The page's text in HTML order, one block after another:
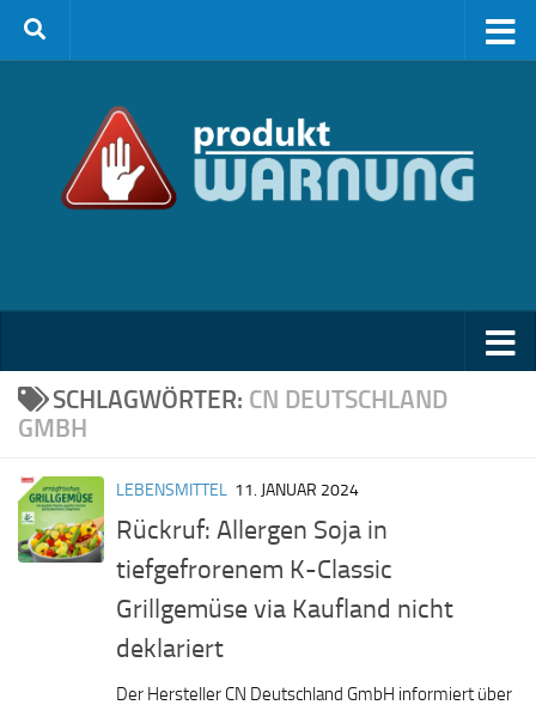
Zum Inhalt springen
SCHLAGWÖRTER: CN DEUTSCHLAND
GMBH
LEBENSMITTEL 11. JANUAR 2024
Rückruf: Allergen Soja in
tiefgefrorenem K-Classic
Grillgemüse via Kaufland nicht
deklariert
Der Hersteller CN Deutschland GmbH informiert über